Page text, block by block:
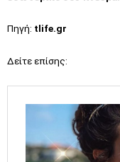
Πηγή: tlife.gr
Δείτε επίσης: